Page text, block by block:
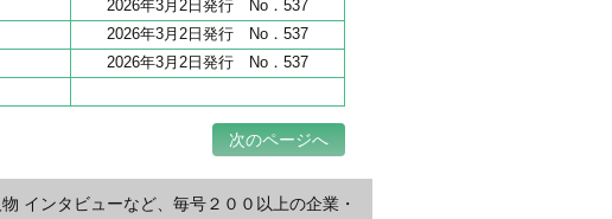
2026年3月2日発行 No．537
2026年3月2日発行 No．537
2026年3月2日発行 No．537
次のページへ
インタビューなど、毎号２００以上の企業・